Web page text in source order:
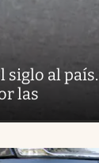
siglo al país.
las